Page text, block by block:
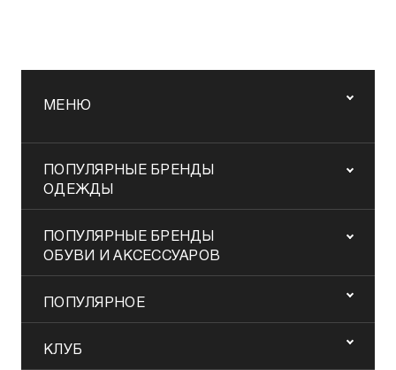
МЕНЮ
ПОПУЛЯРНЫЕ БРЕНДЫ
ОДЕЖДЫ
ПОПУЛЯРНЫЕ БРЕНДЫ
ОБУВИ И АКСЕССУАРОВ
ПОПУЛЯРНОЕ
КЛУБ